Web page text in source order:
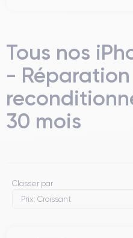
Tous nos
- Réparation
30 mois
Classer par